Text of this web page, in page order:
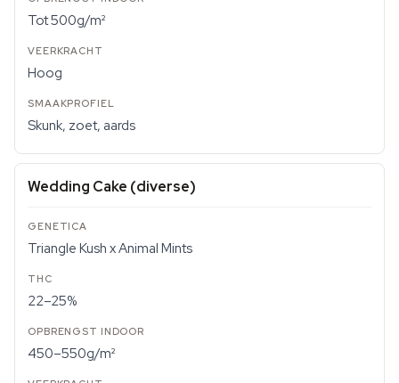
Tot 500g/m²
Hoog
Skunk, zoet, aards
Wedding Cake (diverse)
Triangle Kush x Animal Mints
22–25%
450–550g/m²